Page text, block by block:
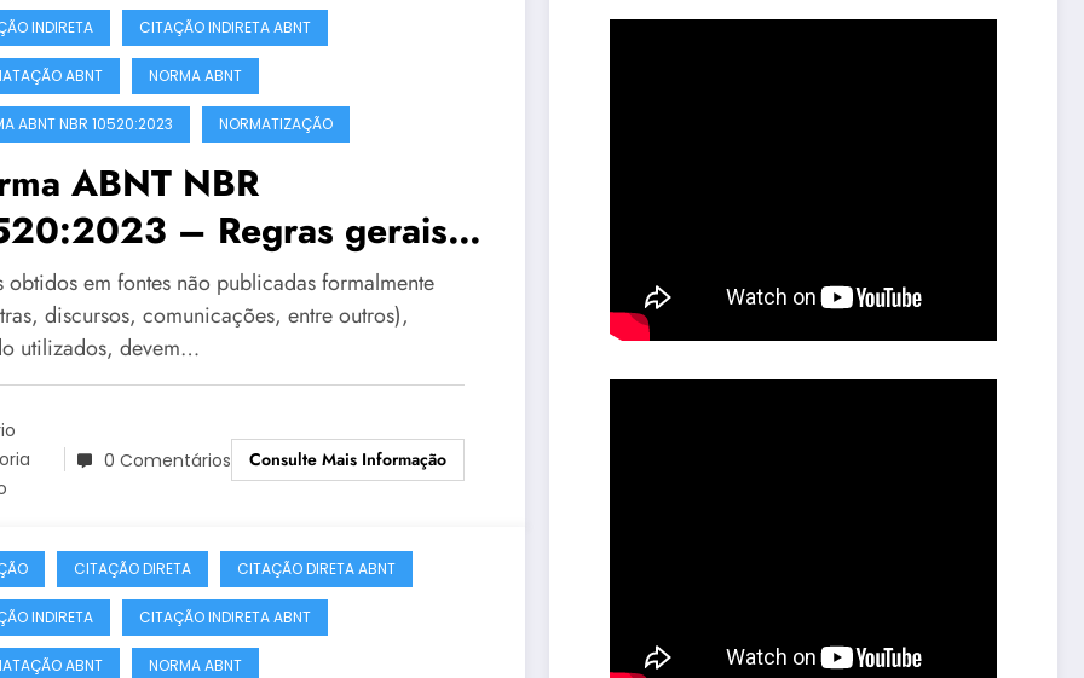
INDIRETA CITAÇÃO INDIRETA ABNT
ABNT NORMA ABNT
ABNT NBR 10520:2023 NORMATIZAÇÃO
ABNT NBR
– Regras gerais –
3
obtidos em fontes não publicadas formalmente
discursos, comunicações, entre outros),
utilizados, devem…
0 Comentários Consulte Mais Informação
CITAÇÃO DIRETA CITAÇÃO DIRETA ABNT
INDIRETA CITAÇÃO INDIRETA ABNT
ABNT NORMA ABNT